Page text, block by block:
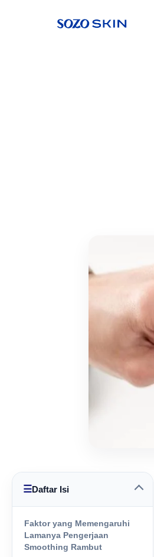
☰Daftar Isi
Faktor yang Memengaruhi
Lamanya Pengerjaan
Smoothing Rambut